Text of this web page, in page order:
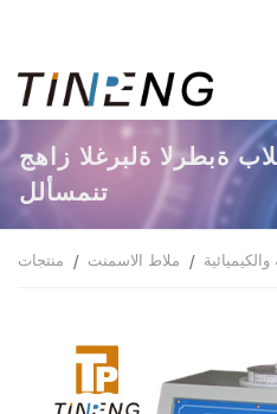
الرطبة بالضغط السلبي
للأسمنت
منتجات ملاط الاسمنت